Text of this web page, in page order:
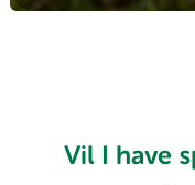
Vil I have